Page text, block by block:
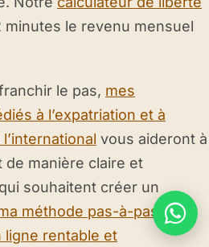
minutes le revenu mensuel
le pas, mes
à l’expatriation et à
vous aideront à
manière claire et
souhaitent créer un
méthode pas-à-pas pour
ligne rentable et